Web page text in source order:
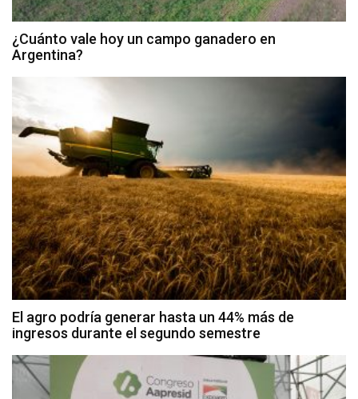
¿Cuánto vale hoy un campo ganadero en
Argentina?
El agro podría generar hasta un 44% más de
ingresos durante el segundo semestre